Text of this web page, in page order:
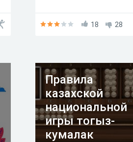
18 28
Правила
казахской
национальной
игры тогыз-
кумалак